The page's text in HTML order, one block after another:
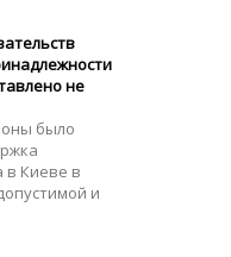
не
было
в Киеве в
и